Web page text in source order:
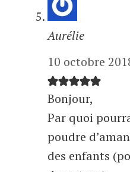
Aurélie
10 octobre
Bonjour,
Par quoi
poudre
des enfants